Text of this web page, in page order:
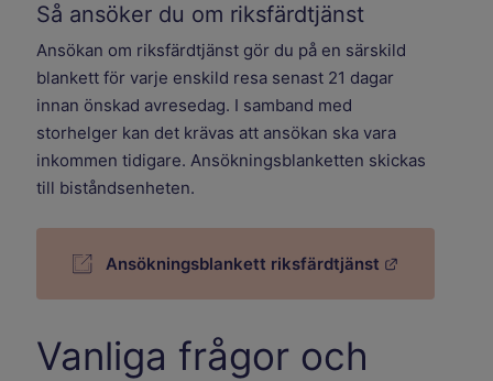
Så ansöker du om riksfärdtjänst
Ansökan om riksfärdtjänst gör du på en särskild
blankett för varje enskild resa senast 21 dagar
innan önskad avresedag. I samband med
storhelger kan det krävas att ansökan ska vara
inkommen tidigare. Ansökningsblanketten skickas
till biståndsenheten.
Ansökningsblankett riksfärdtjänst
Vanliga frågor och